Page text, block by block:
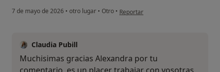
7 de mayo de 2026 • otro lugar • Otro • en opinión del usuario Alexandra
Reportar
Claudia Pubill
Muchisimas gracias Alexandra por tu